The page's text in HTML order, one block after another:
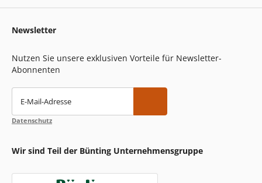
Newsletter
Nutzen Sie unsere exklusiven Vorteile für Newsletter-
Abonnenten
E-Mail-Adresse
Datenschutz
Wir sind Teil der Bünting Unternehmensgruppe